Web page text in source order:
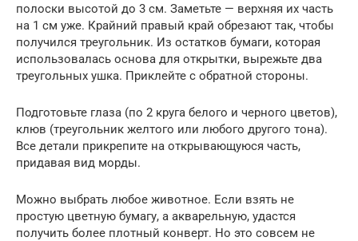
полоски высотой до 3 см. Заметьте — верхняя их часть
на 1 см уже. Крайний правый край обрезают так, чтобы
получился треугольник. Из остатков бумаги, которая
использовалась основа для открытки, вырежьте два
треугольных ушка. Приклейте с обратной стороны.
Подготовьте глаза (по 2 круга белого и черного цветов),
клюв (треугольник желтого или любого другого тона).
Все детали прикрепите на открывающуюся часть,
придавая вид морды.
Можно выбрать любое животное. Если взять не
простую цветную бумагу, а акварельную, удастся
получить более плотный конверт. Но это совсем не